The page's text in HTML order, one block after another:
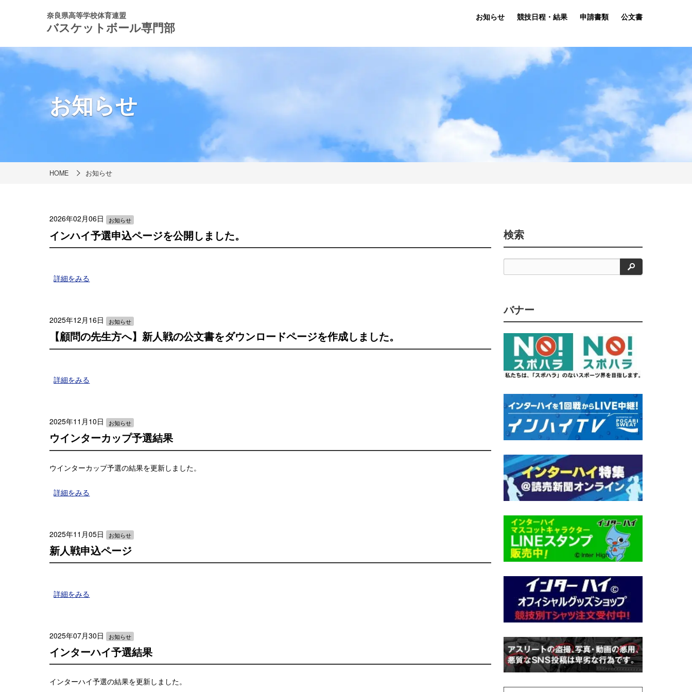
奈良県高等学校体育連盟
バスケットボール専門部
お知らせ 競技日程・結果 申請書類 公文書
お知らせ
HOME お知らせ
2026年02月06日 お知らせ
インハイ予選申込ページを公開しました。
詳細をみる
2025年12月16日 お知らせ
【顧問の先生方へ】新人戦の公文書をダウンロードページを作成しました。
詳細をみる
2025年11月10日 お知らせ
ウインターカップ予選結果
ウインターカップ予選の結果を更新しました。
詳細をみる
2025年11月05日 お知らせ
新人戦申込ページ
詳細をみる
2025年07月30日 お知らせ
インターハイ予選結果
インターハイ予選の結果を更新しました。
検索
検
索
バナー